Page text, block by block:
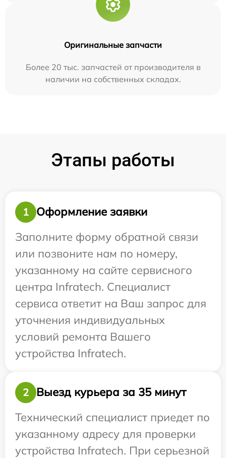
Оригинальные запчасти
Более 20 тыс. запчастей от производителя в
наличии на собственных складах.
Этапы работы
1
Оформление заявки
Заполните форму обратной связи
или позвоните нам по номеру,
указанному на сайте сервисного
центра Infratech. Специалист
сервиса ответит на Ваш запрос для
уточнения индивидуальных
условий ремонта Вашего
устройства Infratech.
2
Выезд курьера за 35 минут
Технический специалист приедет по
указанному адресу для проверки
устройства Infratech. При серьезной